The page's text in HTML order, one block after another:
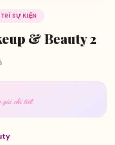
SỰ KIỆN
& Beauty 2
giá chi tiết